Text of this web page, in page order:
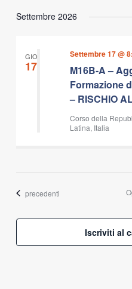
la
Settembre 2026
GIO
17
M16B-A –
Formazione
– RISCHIO
Settembre 17 @
Corso della
Latina, Italia
Eventi
precedenti
Iscriviti al